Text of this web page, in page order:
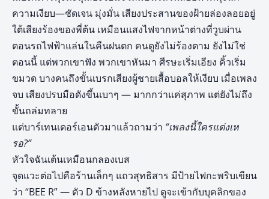
ความเงียบ—ชัดเจน มุ่งมั่น เสียงประสานของฝ้ายล่องลอยอยู่
ใต้เสียงร้องของพี่ต้น เหมือนแสงไฟจากหน้าต่างที่วูบผ่าน
ตอนรถไฟฟ้าแล่นในคืนฝนตก คนดูยังไม่ร้องตาม ยังไม่ใช่
ตอนนี้ แต่พวกเขาฟัง พวกเขาหันมา ศีรษะเริ่มเอียง คิ้วเริ่ม
ขมวด บางคนถึงขั้นเบรกเสียงผู้ชายเสื้อบอลให้เงียบ เมื่อเพลง
จบ เสียงปรบมือดังขึ้นเบาๆ — มากกว่าแค่สุภาพ แต่ยังไม่ถึง
ขั้นถล่มทลาย
แต่บาร์เทนเดอร์เอนตัวมาแล้วถามว่า “เพลงนี้ใครแต่งเห
รอ?”
หัวใจฉันเต้นเหมือนกลองเบส
จุดแวะต่อไปคือร้านเล็กๆ แถวสุทธิสาร มีป้ายไฟกะพริบเขียน
ว่า “BEE R” — ตัว D ข้างหลังหายไป ดูจะเข้ากับบุคลิกของ